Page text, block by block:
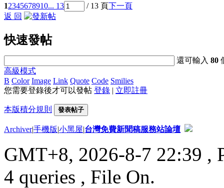
12345678910... 13 / 13 頁下一頁
返 回
快速發帖
還可輸入80
高級模式
B Color Image Link Quote Code Smilies
您需要登錄後才可以發帖 登錄 | 立即註冊
本版積分規則 發表帖子
Archiver|手機版|小黑屋|台灣免費新聞稿服務站論壇
GMT+8, 2026-8-7 22:39 ,
4 queries , File On.